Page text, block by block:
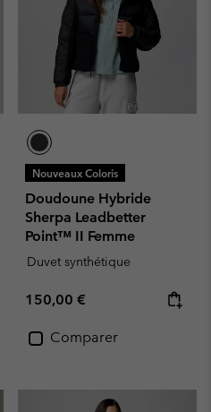
Nouveaux Coloris
Doudoune Hybride
Sherpa Leadbetter
Point™ II Femme
Duvet synthétique
Regular price:
150,00 €
Comparer